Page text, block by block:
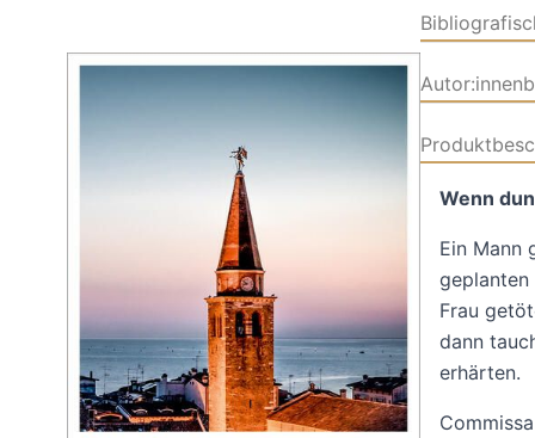
Wenn
Ein Mann
Frau
dann
erhärten.